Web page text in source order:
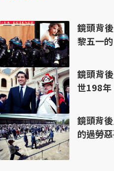
鏡頭背
黎五一
鏡頭背
世198年
鏡頭背
的過勞